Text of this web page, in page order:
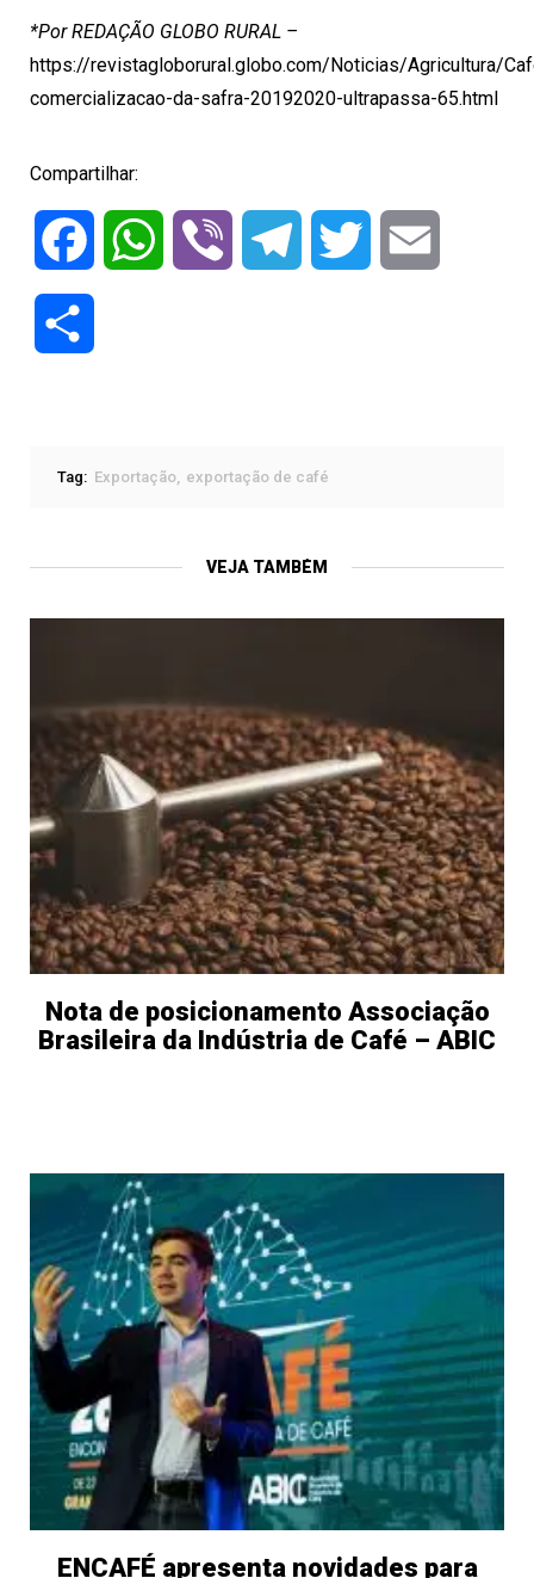
*Por REDAÇÃO GLOBO RURAL –
https://revistagloborural.globo.com/Noticias/Agricultura/
comercializacao-da-safra-20192020-ultrapassa-65.html
Compartilhar:
Facebook WhatsApp Viber Telegram Twitter
Tag: Exportação exportação de café
VEJA TAMBÉM
Nota de posicionamento Associação
Brasileira da Indústria de Café – ABIC
ENCAFÉ apresenta novidades para